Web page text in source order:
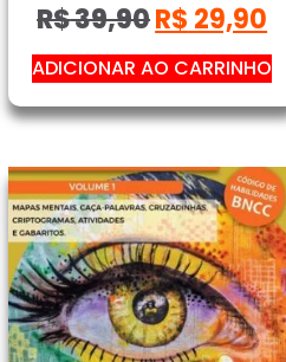
R$39,90R$ 29,90
ADICIONAR AO CARRINHO